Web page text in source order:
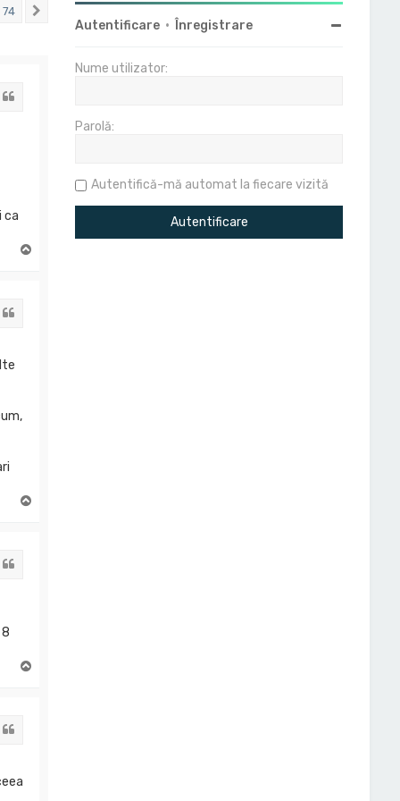
74
ca
Autentificare • Înregistrare
Nume utilizator:
Parolă:
Autentifică-mă automat la fiecare vizită